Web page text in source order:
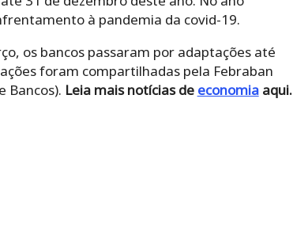
à pandemia da covid-19.
os bancos passaram por adaptações até
foram compartilhadas pela Febraban
Bancos). Leia mais notícias de economiaaqui.